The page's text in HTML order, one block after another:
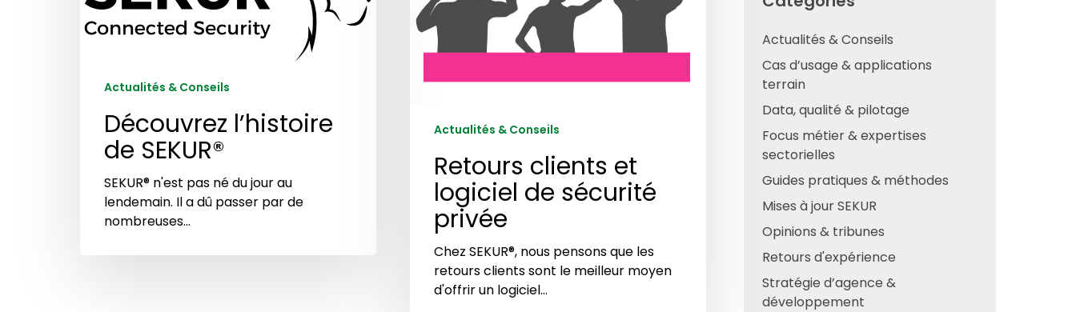
Actualités & Conseils
Découvrez l’histoire
de SEKUR®
SEKUR® n'est pas né du jour au
lendemain. Il a dû passer par de
nombreuses…
privée
Actualités & Conseils
Retours clients et
logiciel de sécurité
privée
Chez SEKUR®, nous pensons que les
retours clients sont le meilleur moyen
d'offrir un logiciel…
Actualités & Conseils
Cas d’usage & applications
terrain
Data, qualité & pilotage
Focus métier & expertises
sectorielles
Guides pratiques & méthodes
Mises à jour SEKUR
Opinions & tribunes
Retours d'expérience
Stratégie d’agence &
développement